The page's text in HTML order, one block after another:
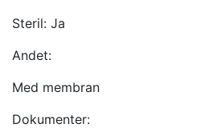
Steril: Ja
Andet:
Med membran
Dokumenter: